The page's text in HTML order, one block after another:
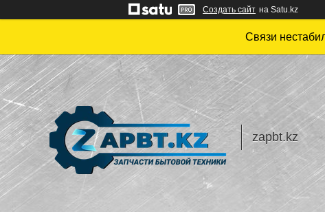
Создать сайт на Satu.kz
Связи
zapbt.kz